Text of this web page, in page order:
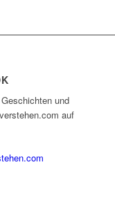
und
auf